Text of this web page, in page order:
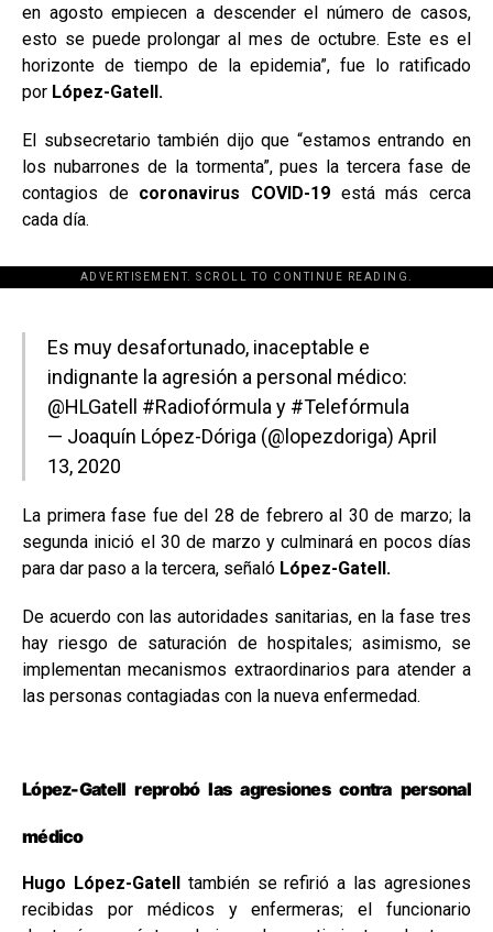
en agosto empiecen a descender el número de casos,
esto se puede prolongar al mes de octubre. Este es el
horizonte de tiempo de la epidemia”, fue lo ratificado
por López-Gatell.
El subsecretario también dijo que “estamos entrando en
los nubarrones de la tormenta”, pues la tercera fase de
contagios de coronavirus COVID-19 está más cerca
cada día.
ADVERTISEMENT. SCROLL TO CONTINUE READING.
[adsforwp id="243463"]
Es muy desafortunado, inaceptable e
indignante la agresión a personal médico:
@HLGatell
#Radiofórmula y #Telefórmula
— Joaquín López-Dóriga (@lopezdoriga) April
13, 2020
La primera fase fue del 28 de febrero al 30 de marzo; la
segunda inició el 30 de marzo y culminará en pocos días
para dar paso a la tercera, señaló López-Gatell.
De acuerdo con las autoridades sanitarias, en la fase tres
hay riesgo de saturación de hospitales; asimismo, se
implementan mecanismos extraordinarios para atender a
las personas contagiadas con la nueva enfermedad.
López-Gatell reprobó las agresiones contra personal
médico
Hugo López-Gatell también se refirió a las agresiones
recibidas por médicos y enfermeras; el funcionario